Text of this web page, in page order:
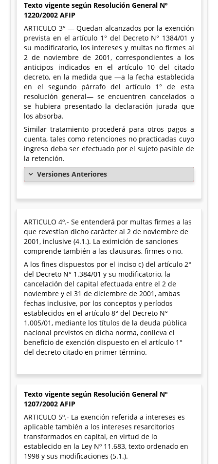
Texto vigente según Resolución General Nº
1220/2002 AFIP
ARTICULO 3° — Quedan alcanzados por la exención
prevista en el artículo 1° del Decreto N° 1384/01 y
su modificatorio, los intereses y multas no firmes al
2 de noviembre de 2001, correspondientes a los
anticipos indicados en el artículo 10 del citado
decreto, en la medida que —a la fecha establecida
en el segundo párrafo del artículo 1° de esta
resolución general— se encuentren cancelados o
se hubiera presentado la declaración jurada que
los absorba.
Similar tratamiento procederá para otros pagos a
cuenta, tales como retenciones no practicadas cuyo
ingreso deba ser efectuado por el sujeto pasible de
la retención.
Versiones Anteriores
ARTICULO 4º.- Se entenderá por multas firmes a las
que revestían dicho carácter al 2 de noviembre de
2001, inclusive (4.1.). La eximición de sanciones
comprende también a las clausuras, firmes o no.
A los fines dispuestos por el inciso c) del artículo 2°
del Decreto N° 1.384/01 y su modificatorio, la
cancelación del capital efectuada entre el 2 de
noviembre y el 31 de diciembre de 2001, ambas
fechas inclusive, por los conceptos y períodos
establecidos en el artículo 8° del Decreto N°
1.005/01, mediante los títulos de la deuda pública
nacional previstos en dicha norma, conlleva el
beneficio de exención dispuesto en el artículo 1°
del decreto citado en primer término.
Texto vigente según Resolución General Nº
1207/2002 AFIP
ARTICULO 5º.- La exención referida a intereses es
aplicable también a los intereses resarcitorios
transformados en capital, en virtud de lo
establecido en la Ley Nº 11.683, texto ordenado en
1998 y sus modificaciones (5.1.).